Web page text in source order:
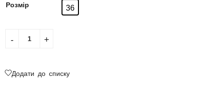
Розмір 36
Додати до списку